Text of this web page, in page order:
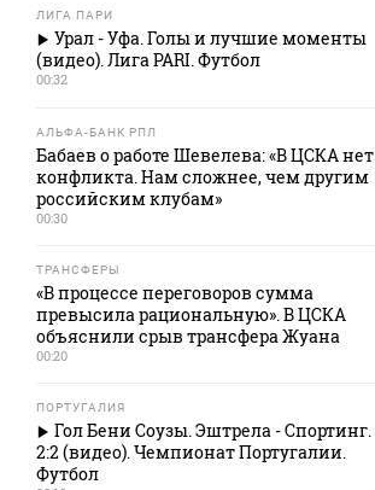
ЛИГА ПАРИ
Урал - Уфа. Голы и лучшие моменты
(видео). Лига PARI. Футбол
00:32
АЛЬФА-БАНК РПЛ
Бабаев о работе Шевелева: «В ЦСКА нет
конфликта. Нам сложнее, чем другим
российским клубам»
00:30
ТРАНСФЕРЫ
«В процессе переговоров сумма
превысила рациональную». В ЦСКА
объяснили срыв трансфера Жуана
00:20
ПОРТУГАЛИЯ
Гол Бени Соузы. Эштрела - Спортинг.
2:2 (видео). Чемпионат Португалии.
Футбол